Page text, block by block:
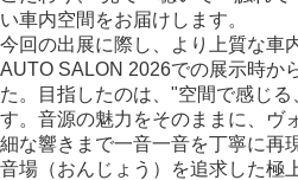
い車内空間をお届けします。
今回の出展に際し、より上質な車
AUTO SALON 2026での展示時か
た。目指したのは、"空間で感じ
す。音源の魅力をそのままに、ヴ
細な響きまで一音一音を丁寧に再
音場（おんじょう）を追求した極